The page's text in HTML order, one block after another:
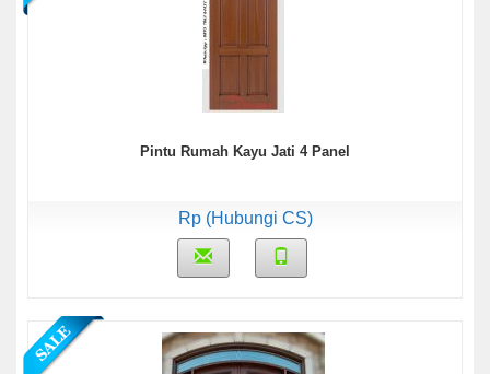
Pintu Rumah Kayu Jati 4 Panel
Rp (Hubungi CS)